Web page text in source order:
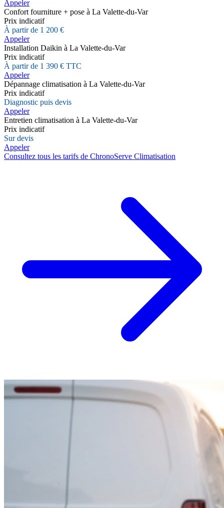
Appeler
Confort fourniture + pose à La Valette-du-Var
Prix indicatif
À partir de 1 200 €
Appeler
Installation Daikin à La Valette-du-Var
Prix indicatif
À partir de 1 390 € TTC
Appeler
Dépannage climatisation à La Valette-du-Var
Prix indicatif
Diagnostic puis devis
Appeler
Entretien climatisation à La Valette-du-Var
Prix indicatif
Sur devis
Appeler
Consultez tous les tarifs de ChronoServe Climatisation